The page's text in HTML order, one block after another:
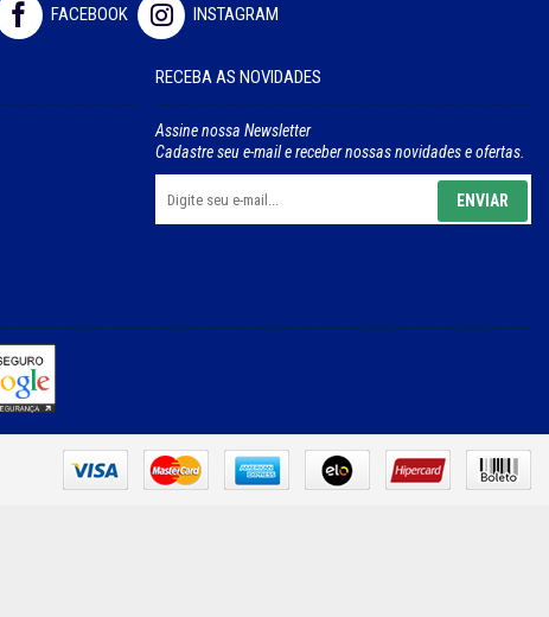
FACEBOOK INSTAGRAM
RECEBA AS NOVIDADES
Assine nossa Newsletter
Cadastre seu e-mail e receber nossas novidades e ofertas.
ENVIAR